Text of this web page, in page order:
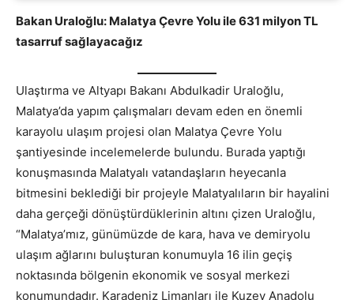
Bakan Uraloğlu: Malatya Çevre Yolu ile 631 milyon TL
tasarruf sağlayacağız
Ulaştırma ve Altyapı Bakanı Abdulkadir Uraloğlu,
Malatya’da yapım çalışmaları devam eden en önemli
karayolu ulaşım projesi olan Malatya Çevre Yolu
şantiyesinde incelemelerde bulundu. Burada yaptığı
konuşmasında Malatyalı vatandaşların heyecanla
bitmesini beklediği bir projeyle Malatyalıların bir hayalini
daha gerçeği dönüştürdüklerinin altını çizen Uraloğlu,
“Malatya’mız, günümüzde de kara, hava ve demiryolu
ulaşım ağlarını buluşturan konumuyla 16 ilin geçiş
noktasında bölgenin ekonomik ve sosyal merkezi
konumundadır. Karadeniz Limanları ile Kuzey Anadolu